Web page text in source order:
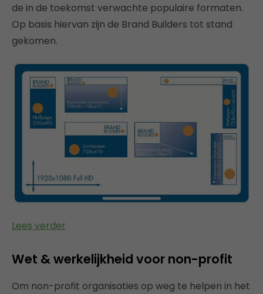
de in de toekomst verwachte populaire formaten.
Op basis hiervan zijn de Brand Builders tot stand
gekomen.
Lees verder
Wet & werkelijkheid voor non-profit
Om non-profit organisaties op weg te helpen in het